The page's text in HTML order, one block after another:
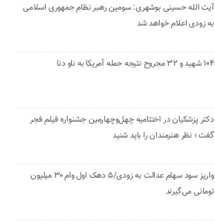
آیت الله حسینی بوشهری: سومین رهبر نظام جمهوری اسلامی
به زودی اعلام خواهد شد
۱۰۴ شهید و ۳۲ مجروح نتیجه حمله آمریکا به ناو دنا
دکتر پزشکیان در اختتامیه چهل‌وچهارمین جشنواره فیلم فجر
گفت ؛ نظر هنرمندان را باید شنید
واریز سود سهام عدالت به زودی/۵ دهک اول وام ۳۰ میلیون
تومانی می‌گیرند